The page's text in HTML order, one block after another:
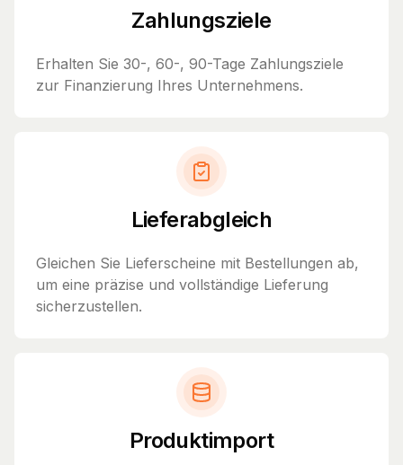
Zahlungsziele
Erhalten Sie 30-, 60-, 90-Tage Zahlungsziele
zur Finanzierung Ihres Unternehmens.
Lieferabgleich
Gleichen Sie Lieferscheine mit Bestellungen ab,
um eine präzise und vollständige Lieferung
sicherzustellen.
Produktimport